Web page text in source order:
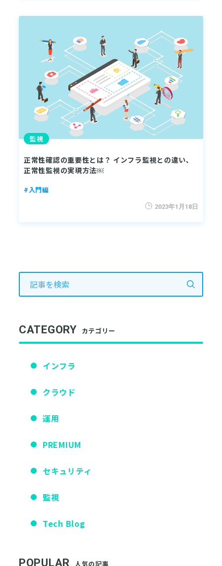
監視
正常性確認の重要性とは？ インフラ監視との違い、
正常性監視の実現方法￼
#入門編
2023年1月18日
CATEGORY カテゴリー
インフラ
クラウド
運用
PREMIUM
セキュリティ
監視
Tech Blog
POPULAR 人気の記事